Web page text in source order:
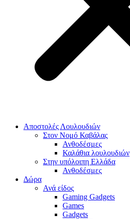
Αποστολές Λουλουδιών
Στον Νομό Καβάλας
Ανθοδέσμες
Καλάθια λουλουδιών
Στην υπόλοιπη Ελλάδα
Ανθοδέσμες
Δώρα
Ανά είδος
Gaming Gadgets
Games
Gadgets